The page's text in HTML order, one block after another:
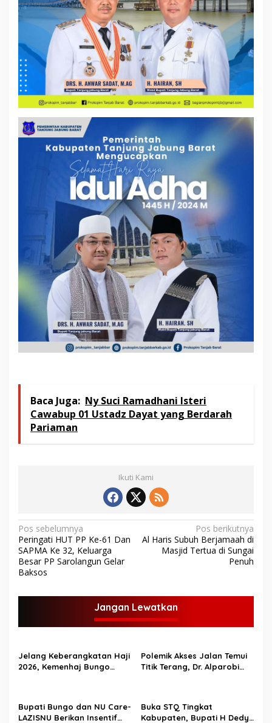
Baca Juga: Ny Suci Ramadhani Isteri
Cawabup 01 Ustadz Dayat yang Berdarah
Pariaman
Ikuti Kami
N
a
v
i
g
s
i
p
s
Pos sebelumnya
Peringati HUT PP Ke-61 Dan
SAPMA Ke 32, Keluarga
Besar PP Sarolangun Gelar
Baksos
Pos berikutnya
Al Haris Subuh Berjamaah di
Masjid Tertua di Sungai
Penuh
Jangan Lewatkan
Jelang Keberangkatan Haji
2026, Kemenhaj Bungo
Polemik Akses Jalan Temui
Titik Terang, Dr. Alparobi
Bupati Bungo dan NU Care-
LAZISNU Berikan Insentif
Buka STQ Tingkat
Kabupaten, Bupati H Dedy